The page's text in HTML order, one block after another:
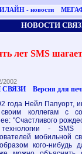
- новости
НОВОСТИ
лет SMS
2002
Версия для
года Нейл Папуорт,
коллегам с
"Счастливого
- SMS
мобильной
кого-нибудь